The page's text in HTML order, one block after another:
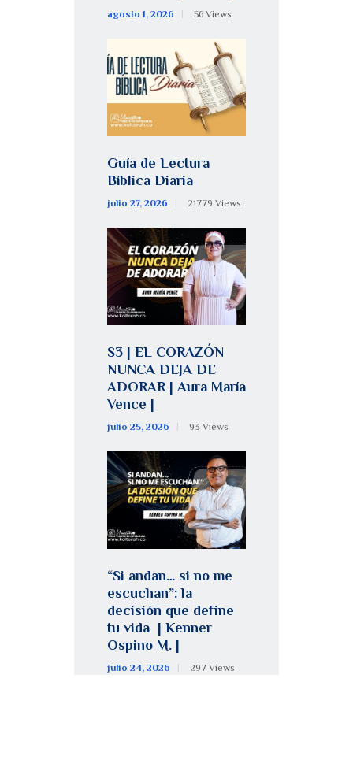
agosto 1, 2026 56 Views
Guía de Lectura
Bíblica Diaria
julio 27, 2026 21779 Views
S3 | EL CORAZÓN
NUNCA DEJA DE
ADORAR | Aura María
Vence |
julio 25, 2026 93 Views
“Si andan… si no me
escuchan”: la
decisión que define
tu vida | Kenner
Ospino M. |
julio 24, 2026 297 Views